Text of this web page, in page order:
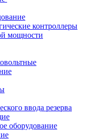
контроллеры
мощности
ввода резерва
оборудование